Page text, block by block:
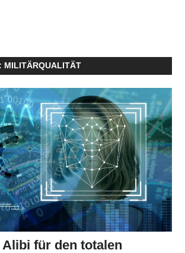
MILITÄRQUALITÄT
für den totalen